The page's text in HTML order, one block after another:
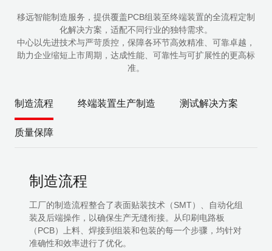
移远智能制造服务，提供覆盖PCB组装至终端装置的全流程定制
化解决方案，适配不同行业的独特需求。
中心以先进技术与严苛质控，保障各环节高效精准、可靠卓越，
助力企业缩短上市周期，达成性能、可靠性与可扩展性的更高标
准。
制造流程 终端装置生产制造 测试解决方案
质量保障
制造流程
工厂的制造流程整合了表面贴装技术（SMT）、自动化组
装及后端操作，以确保生产无缝衔接。从印刷电路板
（PCB）上料、焊接到组装和包装的每一个步骤，均针对
准确性和效率进行了优化。